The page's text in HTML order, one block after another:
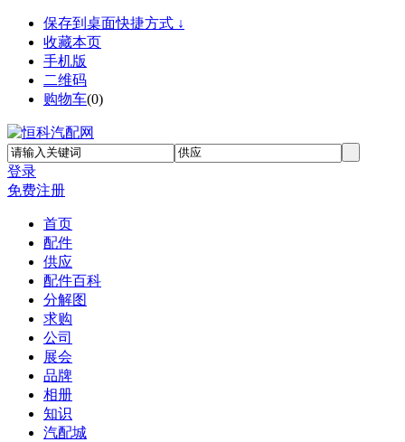
保存到桌面快捷方式 ↓
收藏本页
手机版
二维码
购物车(0)
登录
免费注册
首页
配件
供应
配件百科
分解图
求购
公司
展会
品牌
相册
知识
汽配城